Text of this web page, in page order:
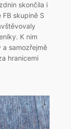
skončila i
skupině S
K nim
samozřejmě
hranicemi